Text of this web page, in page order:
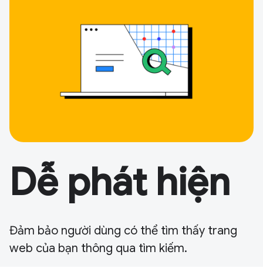
Dễ phát hiện
Đảm bảo người dùng có thể tìm thấy trang
web của bạn thông qua tìm kiếm.